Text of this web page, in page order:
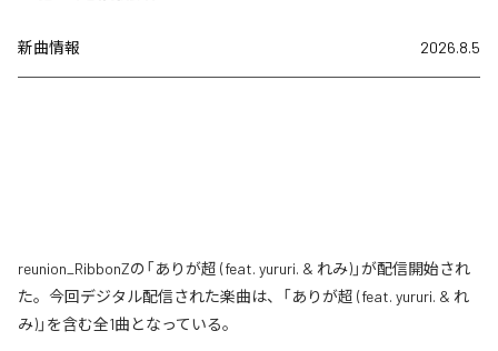
新曲情報 2026.8.5
reunion_RibbonZの「ありが超 (feat. yururi. & れみ)」が配信開始され
た。今回デジタル配信された楽曲は、「ありが超 (feat. yururi. & れ
み)」を含む全1曲となっている。